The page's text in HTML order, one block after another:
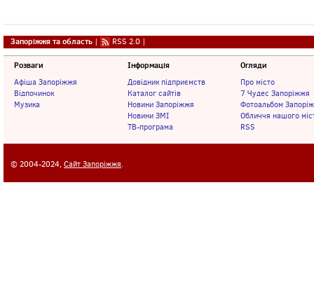
Запоріжжя та область | RSS 2.0 |
Розваги
Афіша Запоріжжя
Відпочинок
Музика
Інформація
Довідник підприємств
Каталог сайтів
Новини Запоріжжя
Новини ЗМІ
ТВ-програма
Огляди
Про місто
7 Чудес Запоріжжя
Фотоальбом
Обличчя нашого
RSS
© 2004-2024, Сайт Запоріжжя.